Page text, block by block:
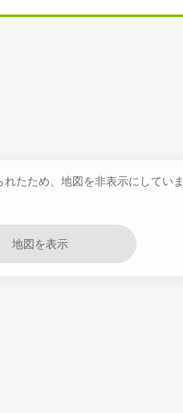
たため、地図を非表示にしていま
地図を表示